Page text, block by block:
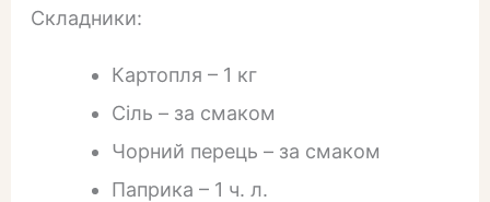
Складники:
Картопля – 1 кг
Сіль – за смаком
Чорний перець – за смаком
Паприка – 1 ч. л.